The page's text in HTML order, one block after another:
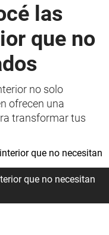
las
que no
no solo
ofrecen una
transformar tus
que no necesitan